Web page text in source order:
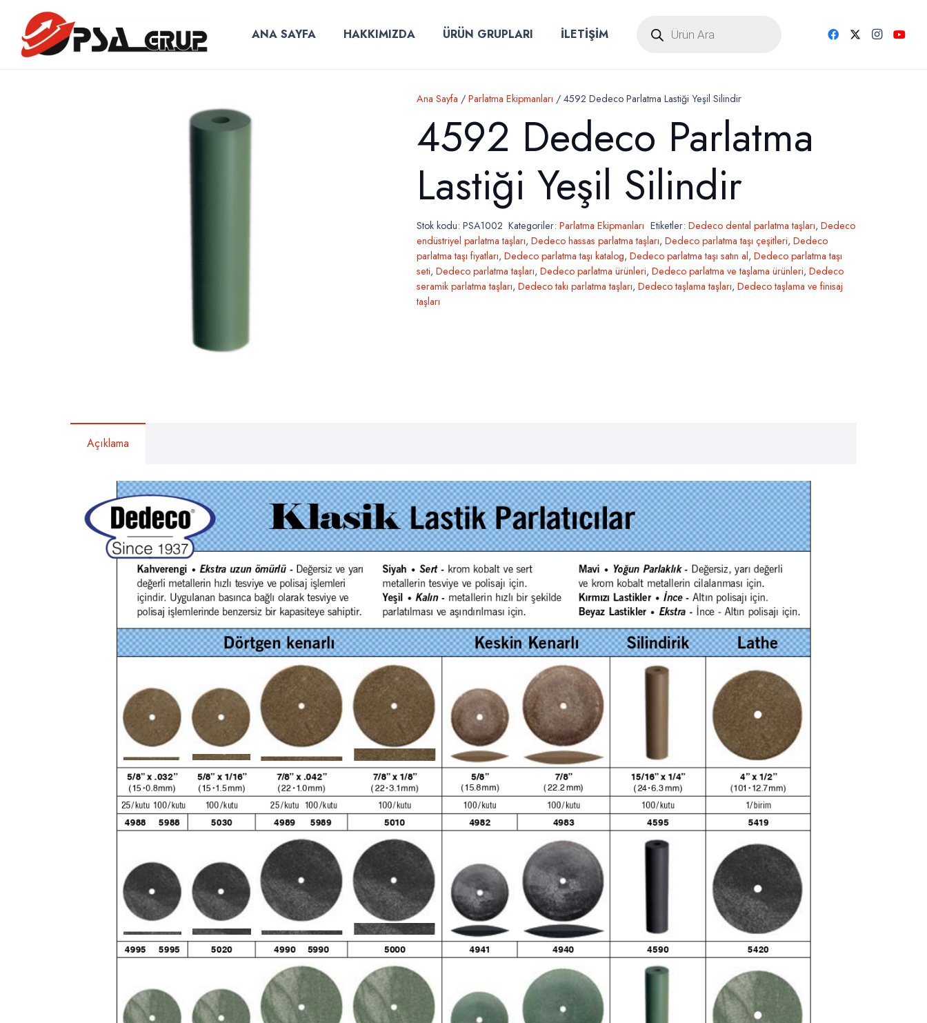
ANA SAYFA HAKKIMIZDA ÜRÜN GRUPLARI İLETİŞİM search
Ana Sayfa / Parlatma Ekipmanları / 4592 Dedeco Parlatma Lastiği Yeşil Silindir
4592 Dedeco Parlatma
Lastiği Yeşil Silindir
Stok kodu: PSA1002 Kategoriler:Parlatma Ekipmanları Etiketler:Dedeco dental parlatma taşları,Dedeco
endüstriyel parlatma taşları, Dedeco hassas parlatma taşları, Dedeco parlatma taşı çeşitleri, Dedeco
parlatma taşı fiyatları, Dedeco parlatma taşı katalog, Dedeco parlatma taşı satın al, Dedeco parlatma taşı
seti, Dedeco parlatma taşları, Dedeco parlatma ürünleri, Dedeco parlatma ve taşlama ürünleri, Dedeco
seramik parlatma taşları, Dedeco takı parlatma taşları, Dedeco taşlama taşları, Dedeco taşlama ve finisaj
taşları
Açıklama